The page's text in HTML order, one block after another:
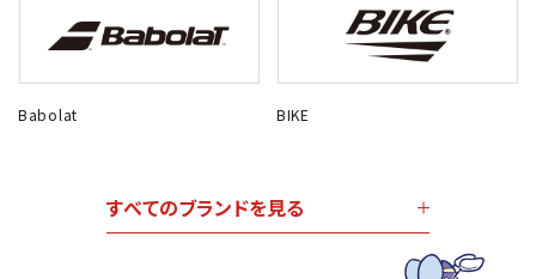
Babolat BIKE
すべてのブランドを見る